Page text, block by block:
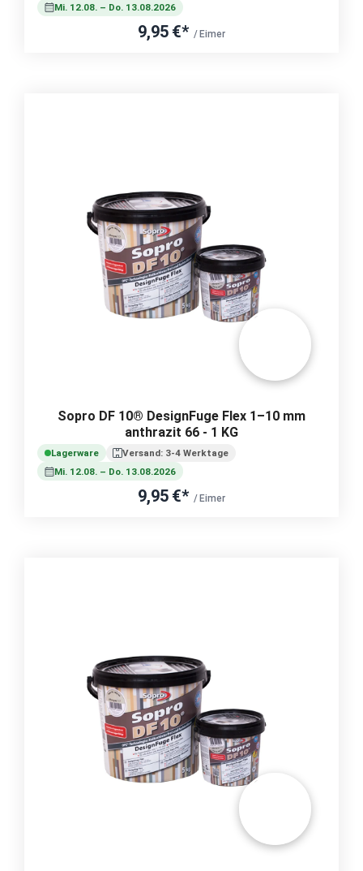
Mi. 12.08. – Do. 13.08.2026
9,95 €* / Eimer
Sopro DF 10® DesignFuge Flex 1–10 mm
anthrazit 66 - 1 KG
Lagerware
Versand: 3-4 Werktage
Mi. 12.08. – Do. 13.08.2026
9,95 €* / Eimer